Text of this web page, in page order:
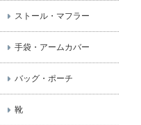
ストール・マフラー
手袋・アームカバー
バッグ・ポーチ
靴